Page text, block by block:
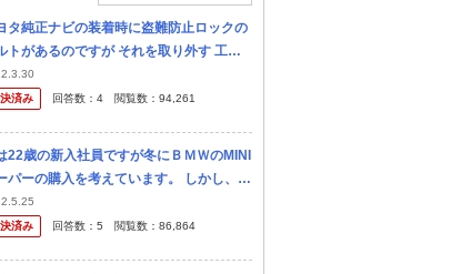
タ純正ナビの装着時に盗難防止ロックの
トがあるのですが それを取り外す 工
は何て工具ですか？ 取り外したいのです
どのような工具が必要なのか教えてくださ
済み
回答数： 4 閲覧数： 94,261
22歳の新入社員ですが冬にＢＭＷのMINI
パーの購入を考えています。 しかし、車
それなりにするのに加え、燃料費や維持
相当するときいて少し不安になりまし
済み
回答数： 5 閲覧数： 86,864